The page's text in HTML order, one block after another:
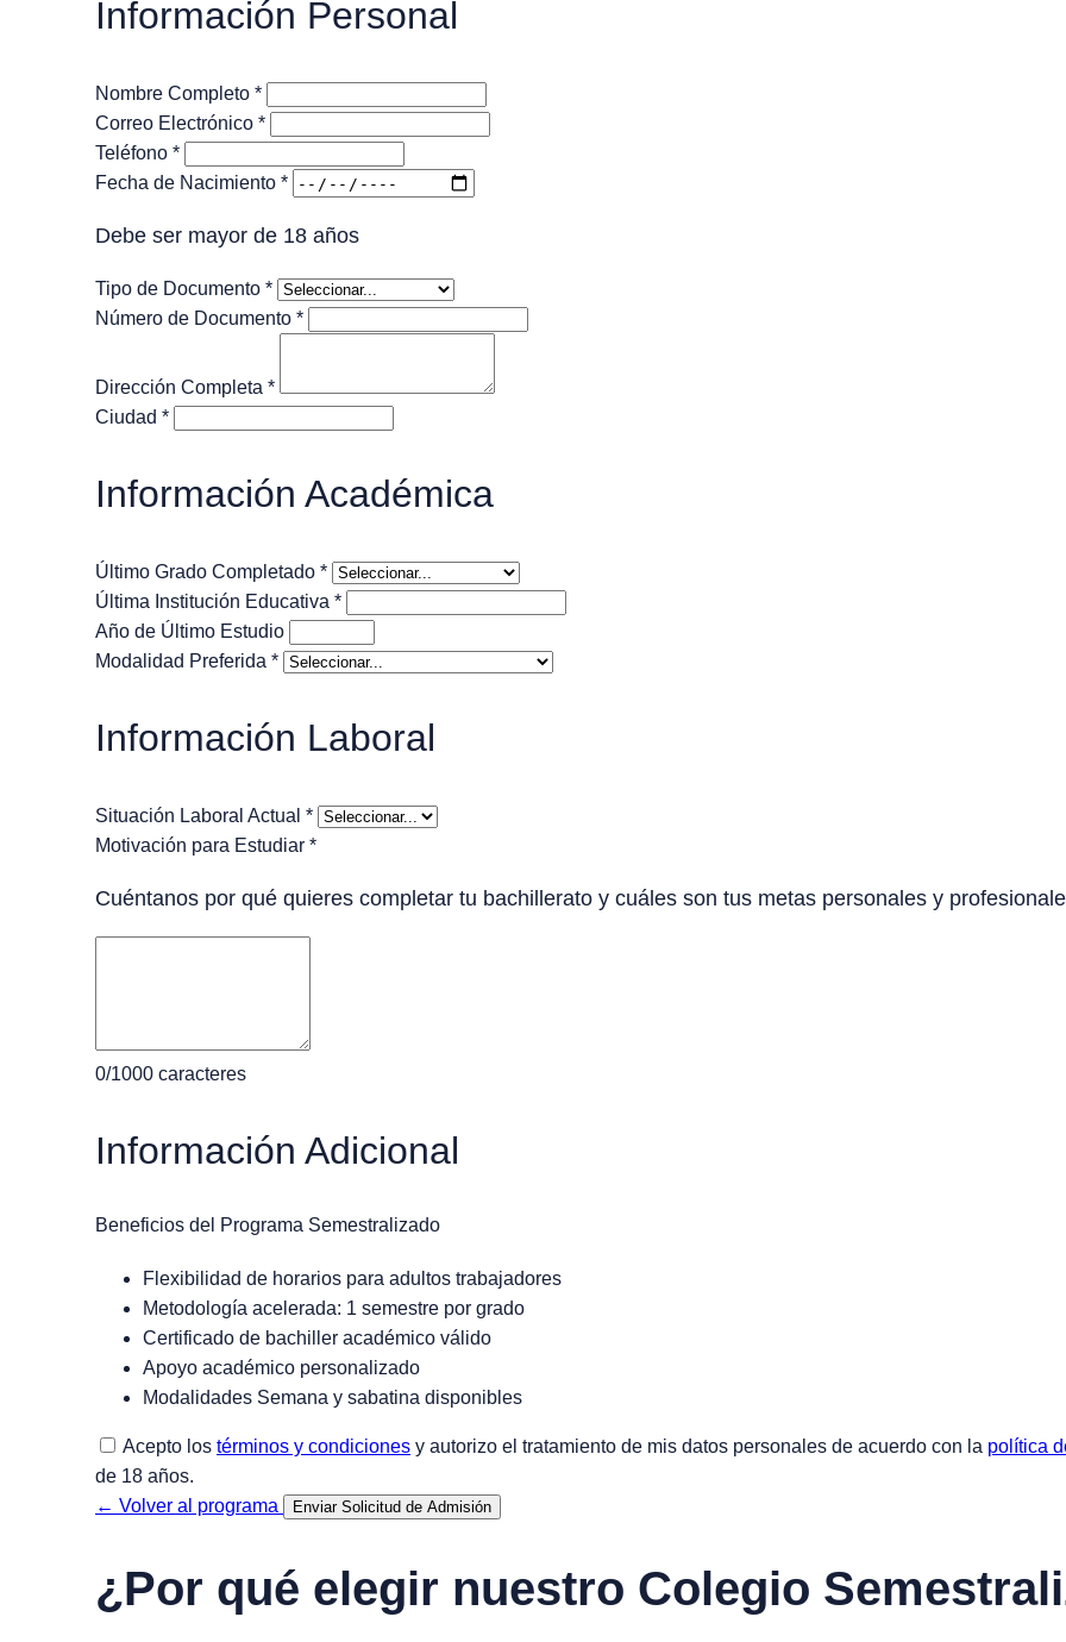
Información Personal
Nombre Completo *
Correo Electrónico *
Teléfono *
Fecha de Nacimiento *
Debe ser mayor de 18 años
Tipo de Documento *
Número de Documento *
Dirección Completa *
Ciudad *
Información Académica
Último Grado Completado *
Última Institución Educativa *
Año de Último Estudio
Modalidad Preferida *
Información Laboral
Situación Laboral Actual *
Motivación para Estudiar *
Cuéntanos por qué quieres completar tu bachillerato y cuáles son tus metas personales y
0/1000 caracteres
Información Adicional
Beneficios del Programa Semestralizado
Flexibilidad de horarios para adultos trabajadores
Metodología acelerada: 1 semestre por grado
Certificado de bachiller académico válido
Apoyo académico personalizado
Modalidades Semana y sabatina disponibles
Acepto los términos y condiciones y autorizo el tratamiento de mis datos personales de acuerdo con la política
de 18 años.
← Volver al programa
Enviar Solicitud de Admisión
¿Por qué elegir nuestro Colegio